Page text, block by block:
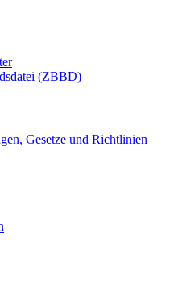
(ZBBD)
Ge­set­ze und Richt­li­ni­en